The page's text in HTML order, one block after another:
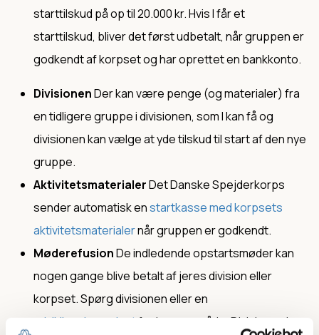
starttilskud på op til 20.000 kr. Hvis I får et
starttilskud, bliver det først udbetalt, når gruppen er
godkendt af korpset og har oprettet en bankkonto.
DivisionenDer kan være penge (og materialer) fra
en tidligere gruppe i divisionen, som I kan få og
divisionen kan vælge at yde tilskud til start af den nye
gruppe.
AktivitetsmaterialerDet Danske Spejderkorps
sender automatisk enstartkasse med korpsets
aktivitetsmaterialernår gruppen er godkendt.
MøderefusionDe indledende opstartsmøder kan
nogen gange blive betalt af jeres division eller
korpset. Spørg divisionen eller en
udviklingskonsulent fra jeres område. Divisionen kan